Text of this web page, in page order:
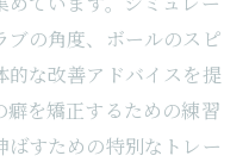
ブの角度、ボールのスピ
的な改善アドバイスを提
を矯正するための練習
ばすための特別なトレー